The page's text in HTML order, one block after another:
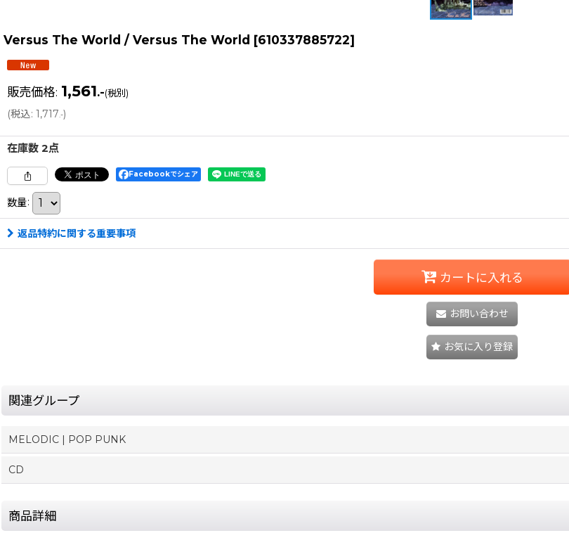
Versus The World / Versus The World [610337885722]
販売価格: 1,561.-(税別)
(税込: 1,717.-)
在庫数 2点
Facebookでシェア
数量:
返品特約に関する重要事項
カートに入れる
お問い合わせ
お気に入り登録
関連グループ
MELODIC | POP PUNK
CD
商品詳細